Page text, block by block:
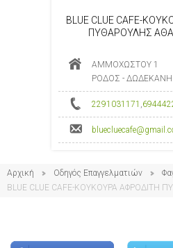
BLUE CLUE CAFE-
ΠΥΘΑΡΟΥΛΗΣ
ΑΜΜΟΧΩΣΤΟΥ 1
ΡΟΔΟΣ -
2291031171 ,
Αρχική Οδηγός Επαγγελματιών
BLUE CLUE CAFE-KOYKOYΡΑ